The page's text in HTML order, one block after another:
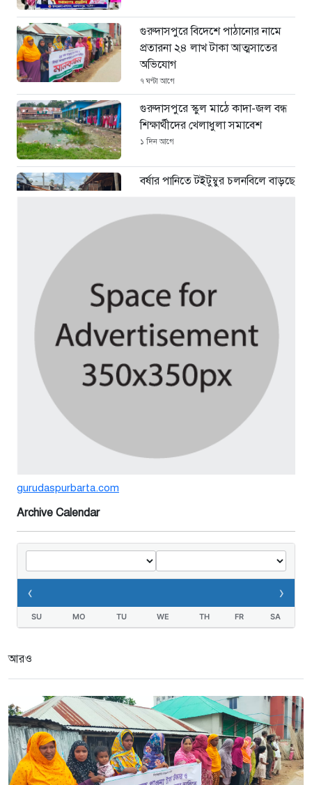
গুরুদাসপুরে বিদেশে পাঠানোর নামে
প্রতারনা ২৪ লাখ টাকা আত্মসাতের
অভিযোগ
৭ ঘণ্টা আগে
গুরুদাসপুরে স্কুল মাঠে কাদা-জল বন্ধ
শিক্ষার্থীদের খেলাধুলা সমাবেশ
১ দিন আগে
বর্ষার পানিতে টইটুম্বুর চলনবিলে বাড়ছে
৩ দিন আগে
সিন্ডিকেটের কবজায় পাটের বাজার,
শঙ্কিত জীবন-অনিরাপদ ব্যবসা প্রতিষ্ঠান
নিরাপত্তা চেয়ে ব্যবসায়ীর সংবাদ
সম্মেলন
৫ দিন আগে
বর্ষার পানিতে টইটুম্বুর চলনবিলাঞ্চলে
বাড়ছে ডিঙি নৌকার চাহিদা
তথ্যবিভ্রাট সংবাদের প্রতিবাদে
নেতাকে দায়মুক্ত করতে এলাকাবাসীর
মানববন্ধন ও সংবাদ সম্মেলন
৩ সপ্তাহ আগে
gurudaspurbarta.com
Archive Calendar
‹ ›
SU MO TU WE TH FR SA
আরও